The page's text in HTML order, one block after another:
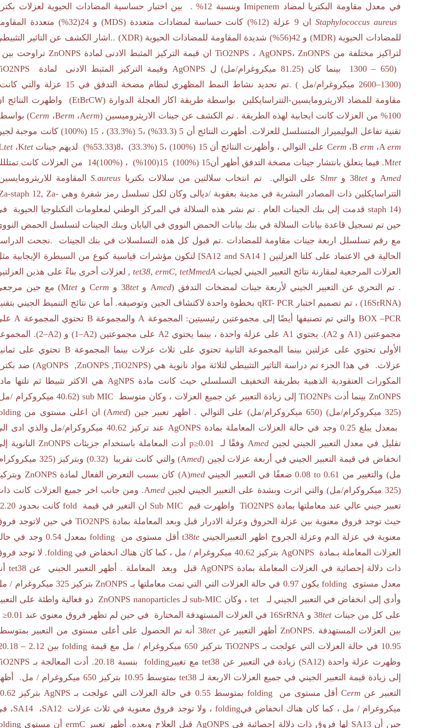
في معدل مقاومة البكتريا لمضاد Imipenemوبنسبة 12% . بين اختبار حساسية المضادات الحيوية لعزلات
Staphylococcus aureusان 9 عزلة (12%) كانت حساسة لمضادات متعددة (MDS) و24
(
32%) متعددة
للمضادات الحيوية (MDR) و 42
(
56%) شديدة المقاومة للمضادات الحيوية (XDR) ..اشار الكشف عن التاثير
لتراكيز مختلفة من ZnONPS ،AgONPS ، TiO2NPS ان قيمة التركيز المثبط الادنى لمادة ZnONPSتراوحت بين
1300 – 650) بينما كان (81.25ميكروغرام/مل) ل AgONPS وقيمة التركيز المثبط الادنى لمادة
(
1300
–
2600 ميكروغرام/مل ) .تم تحديد نشاط النمط المظهري لنظام مضخة التدفق في15 عزلة والتي كانت
مقاومة للمضاد الاريثرومايسين-التتراسايكلين بواسطة طريقة اكار العجلة الدوارة (EtBrCW) واظهرت النتائج
100% من العزلات كانت ايجابية لهذه الطريقة . تم الكشف عن جينات الاريثروميسين (erm
A، erm
B، erm
C
)
تقنية تفاعل البوليميراز المتسلسل للعزلات. أظهرت النتائج أن 5
(
33.3
%) ،5
(
%
33.3) ، 15
(
(100%كانت موجبة
erm
A، erm
B، erm
C على التوالي ، وأظهرت النتائج أن15
(
(100% ،5
(
%
33.3) ،8
(
%53.33) لديهم جيناتtet
K،tet
tet
M. فيما يتعلق بانتشار جينات مضخة التدفق أظهر أن15
(
15 (100%
(
(%100 ، (100%)
14 من العزلات كانت
med
A وtet
38 وlmr
S على التوالي. تم انتخاب سلالتين من سلالات بكتريا S.aureusالمقاومة
التتراسايكلين ذات المصادر البشرية في مدينة بعقوبة /ديالى وكان لكل تسلسل رمز شفرة وهي staph 12, Za-
staph 14) قدمت إلى بنك الجينات العام . تم نشر هذه السلالة في المركز الوطني لمعلومات التكنلوجيا الحيوية
حين تم تسجيل قاعدة بيانات السلالة في بنك بيانات الحمض النووي في اليابان وبنك الجينات لتسلسل الحمض
مع رقم تسلسلل اربعة جينات مقاومة للمضادات .تم قبول كل هذه التسلسلات في بنك الجينات .نجحت
الحالية في الاعتماد على كلتا العزلتين [SA12 and SA14 ] لتكون مؤشرات قياسية كنوع من السيطرة الإيجابية
العزلات المرجعية لمقارنة نتائج التعبير الجيني لجينات medA
, tet38, ermC, tetM
لعزلات أخرى بناءً على هذين
. تم التحري عن التعبير الجيني لأربعة جينات لمضخات التدفق (med
A وtet
38 و erm
C وtet
M) مع جين
(
16SrRNA) ، تم تصميم اختبار qRT- PCR بخطوة واحدة لاكتشاف الجين وتوصيفه. أما عن نتائج التنميط الجيني
BOX –PCR والتي تم تصنيفها أيضًا إلى مجموعتين رئيسيتين: المجموعة A والمجموعة B تحتوي المجموعة A
مجموعتين (A1 و A2). يحتوي A1 على عزلة واحدة ، بينما يحتوي A2 على مجموعتين (A2
–
1) و (A2
–
2
).
الأولى تحتوي على عزلتين بينما المجموعة الثانية تحتوي على ثلاث عزلات بينما المجموعة B تحتوي على
عزلات. في هذا الجزء تم دراسة التاثير التثبيطي لثلاثة مواد نانوية هي (AgONPS ,ZnONPS ,TiO2NPS) ضد
المكورات العنقودية الذهبية بطريقة التخفيف التسلسلي حيث كانت مادة AgNPS هي الاكثر تثبيطا ثم تلتها
ZnONPS بينما أدت TiO2NPsإلى زيادة التعبير عن جميع العزلات ، وكان متوسط MIC
sub
(
40.62 ميكروكرام /
(
325ميكروكرام/مل) (650ميكروكرام/مل) على التوالي . اظهر تعبير جين (med
A) ان اعلى مستوى من
بمعدل يبلغ 0.25 وجد في حالة العزلات المعاملة بمادة AgONPS عند تركيز 40.62 ميكروكرام/مل والذي ادى
تقليل في معدل التعبير الجيني لجين med
A وفقًا لـ p≥0.01 أدت المعاملة باستخدام جزيئات ZnONPS النانوية
انخفاض في قيمة التعبير الجيني في أربعة عزلات لجين (med
A) والتي كانت تقريبا (0.32) وبتركيز (325
مل) والتغيير من 0.08 to 0.61ضعفًا في التعبير الجينيmed
A)) كان بسبب التعرض الفعال لمادة ZnONPS
(
325 ميكروكرام/مل) والتي اثرت وبشدة على التعبير الجيني لجينmed
A. ومن جانب اخر جميع العزلات كانت
تعبير جيني عالي عند معاملتها بمادة TiO2NPS واظهرت قيم Sub MIC ان التغير في قيمة foldكانت بحدود
حيث توجد فروق معنوية بين عزلة الحروق وعزلة الادرار قبل وبعد المعاملة بمادة TiO2NPS في حين لاتوجد
معنوية في عزلة الدم وعزلة الجروح اظهر التعبيرالجينيte
t38 أقل مستوى من foldingبمعدل0.54 وجد في
العزلات المعاملة بـمادة AgONPS بتركيز 40.62 ميكروغرام / مل ، كما كان هناك انخفاض في folding. لا توجد
ذات دلالة إحصائية في العزلات المعاملة بمادة AgONPS قبل وبعد المعاملة . أظهر التعبير الجيني عنtet38
معدل مستوى
folding يكون ​​0.97 في حالة العزلات التي التي تمت معاملتها بـ ZnONPS بتركيز325 ميكروغرام /
وأدى إلى انخفاض في التعبير الجيني لـ
tet ، وكان sub-MICلـZnONPS nanoparticles ذو فعالية واطئة على
على كل من جيناتtet
38و 16SrRNA في العزلات المستهدفة المختارة في حين لم تظهر فروق معنوي عند ≥0.01
بين العزلات المستهدفة .
ZnONPS أظهر التعبير عنtet
38أنه تم الحصول على أعلى مستوى من التعبير بمتوسط ​​
10.95 في حالة العزلات التي عولجت بـ TiO2NPS بتركيز 650ميكروغرام / مل مع قيمة foldingبين 2.12
–
وظهرت عزلة واحدة (SA12) زيادة في التعبير عن tet38مع تغيير folding بنسبة 20.18. أدت المعالجة بـ
إلى زيادة قيمة التعبير الجيني في جميع العزلات الاربعة لـ tet38 بمتوسط ​​ 10.95 بتركيز 650 ميكروغرام / مل.
التعبير عن erm
C أقل مستوى من folding بمتوسط ​​0.55 في حالة العزلات التي عولجت بـ AgNPS بتركيز
ميكروغرام / مل ، كما كان هناك انخفاض فيfolding ، ولا توجد فروق معنوية في ثلاث عزلات SA12، SA14،
حين أنSA13 لها فروق ذات دلالة إحصائية في AgONPS قبل العلاج وبعده. أظهر تعبير ermCأن مستوى